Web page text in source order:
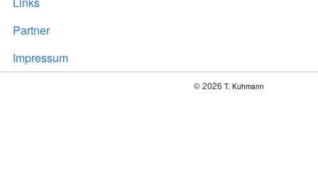
Partner
Impressum
© 2026 T. Kuhmann